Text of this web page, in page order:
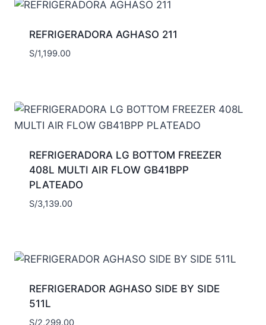
REFRIGERADORA AGHASO 211
S/1,199.00
REFRIGERADORA LG BOTTOM FREEZER
408L MULTI AIR FLOW GB41BPP
PLATEADO
S/3,139.00
REFRIGERADOR AGHASO SIDE BY SIDE
511L
S/2,299.00